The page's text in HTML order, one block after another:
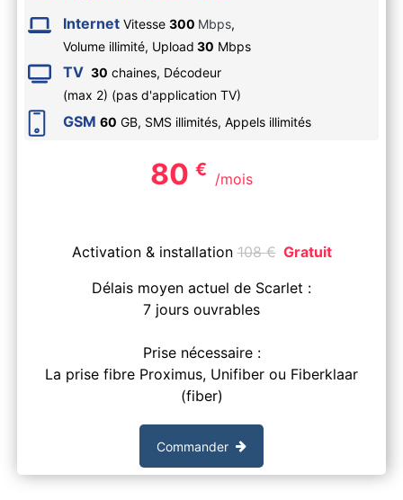
Internet Vitesse 300 Mbps,
Volume illimité, Upload 30 Mbps
TV 30 chaines, Décodeur
(max 2) (pas d'application TV)
GSM 60 GB, SMS illimités, Appels illimités
80 € /mois
Activation & installation108€ Gratuit
Délais moyen actuel de Scarlet :
7 jours ouvrables
Prise nécessaire :
La prise fibre Proximus, Unifiber ou Fiberklaar
(fiber)
Commander